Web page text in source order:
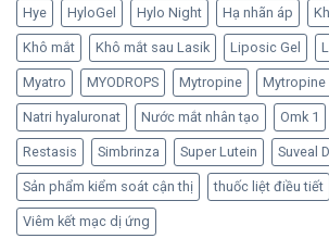
Hye HyloGel Hylo Night Hạ nhãn áp
Khô mắt Khô mắt sau Lasik Liposic Gel
Myatro MYODROPS Mytropine Mytropine
Natri hyaluronat Nước mắt nhân tạo Omk 1
Restasis Simbrinza Super Lutein Suveal
Sản phẩm kiểm soát cận thị thuốc liệt điều tiết
Viêm kết mạc dị ứng